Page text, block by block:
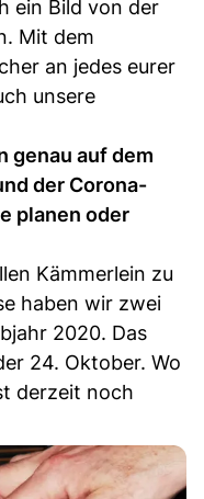
ein Bild von der
Mit dem
an jedes eurer
unsere
genau auf dem
der Corona-
planen oder
Kämmerlein zu
haben wir zwei
2020. Das
24. Oktober. Wo
derzeit noch